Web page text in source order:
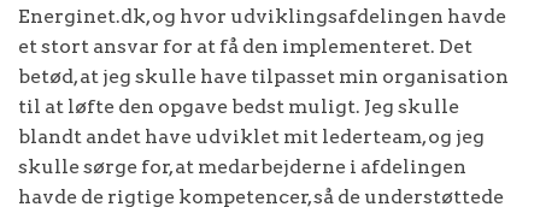
Energinet.dk, og hvor udviklingsafdelingen havde
et stort ansvar for at få den implementeret. Det
betød, at jeg skulle have tilpasset min organisation
til at løfte den opgave bedst muligt. Jeg skulle
blandt andet have udviklet mit lederteam, og jeg
skulle sørge for, at medarbejderne i afdelingen
havde de rigtige kompetencer, så de understøttede